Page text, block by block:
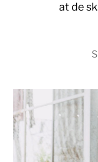
at de